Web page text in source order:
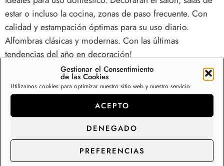
Gestionar el Consentimiento
de las Cookies
Utilizamos cookies para optimizar nuestro sitio web y nuestro servicio.
ACEPTO
DENEGADO
PREFERENCIAS
estar o incluso la cocina, zonas de paso frecuente. Con
calidad y estampación óptimas para su uso diario.
Alfombras clásicas y modernas. Con las últimas
tendencias del año en decoración!
Adorna tu hogar con esta serie de alfombras cocina con diseños
clásicos y modernos. Ideales para uso doméstico. Decorarán el salón,
sala de estar, dormitorio o zonas de paso frecuente. Con calidad y
estampación óptimas para su uso diario. Alfombras clásicas y
modernas, felpudos, moquetas. Una amplia colección de calidades.
Con las últimas tendencias del año en decoración. Alfombras con
varios tamaños y calidades.
Alfombrillas baratas para cocinas, entradas, zonas de
paso…